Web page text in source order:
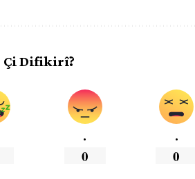
Çi Difikirî?
.
0
.
0